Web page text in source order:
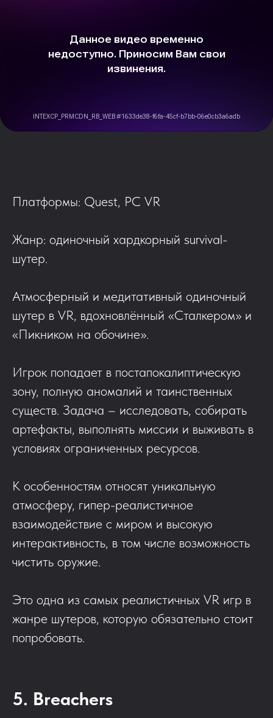
Платформы: Quest, PC VR
Жанр: одиночный хардкорный survival-
шутер.
Атмосферный и медитативный одиночный
шутер в VR, вдохновлённый «Сталкером» и
«Пикником на обочине».
Игрок попадает в постапокалиптическую
зону, полную аномалий и таинственных
существ. Задача – исследовать, собирать
артефакты, выполнять миссии и выживать в
условиях ограниченных ресурсов.
К особенностям относят уникальную
атмосферу, гипер-реалистичное
взаимодействие с миром и высокую
интерактивность, в том числе возможность
чистить оружие.
Это одна из самых реалистичных VR игр в
жанре шутеров, которую обязательно стоит
попробовать.
5. Breachers